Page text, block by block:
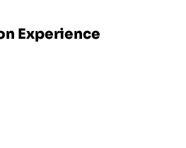
Experience